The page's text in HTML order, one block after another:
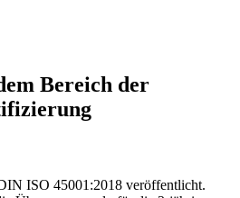
Bereich der
ISO 45001:2018 veröffentlicht.